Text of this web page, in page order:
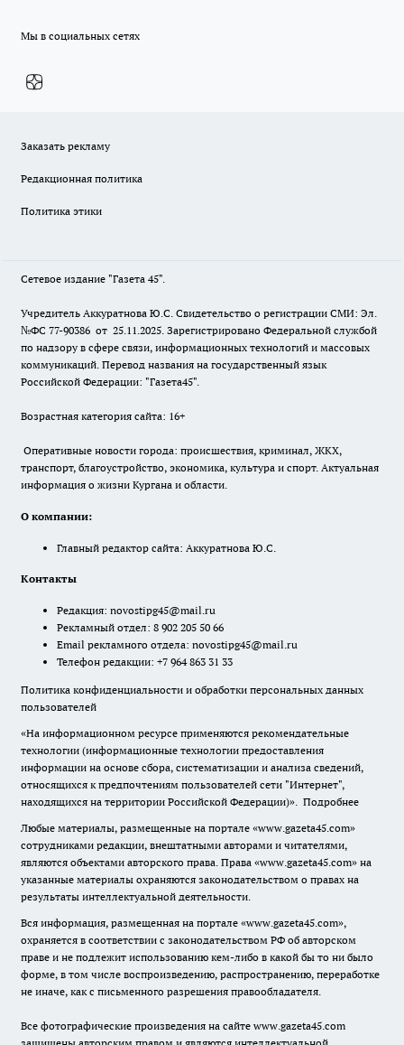
Мы в социальных сетях
Заказать рекламу
Редакционная политика
Политика этики
Сетевое издание "Газета 45".
Учредитель Аккуратнова Ю.С. Свидетельство о регистрации СМИ: Эл.
№ФС 77-90386 от 25.11.2025. Зарегистрировано Федеральной службой
по надзору в сфере связи, информационных технологий и массовых
коммуникаций. Перевод названия на государственный язык
Российской Федерации: "Газета45".
Возрастная категория сайта: 16+
Оперативные новости города: происшествия, криминал, ЖКХ,
транспорт, благоустройство, экономика, культура и спорт. Актуальная
информация о жизни Кургана и области.
О компании:
Главный редактор сайта: Аккуратнова Ю.С.
Контакты
Редакция: novostipg45@mail.ru
Рекламный отдел: 8 902 205 50 66
Email рекламного отдела: novostipg45@mail.ru
Телефон редакции: +7 964 863 31 33
Политика конфиденциальности и обработки персональных данных
пользователей
«На информационном ресурсе применяются рекомендательные
технологии (информационные технологии предоставления
информации на основе сбора, систематизации и анализа сведений,
относящихся к предпочтениям пользователей сети "Интернет",
находящихся на территории Российской Федерации)». Подробнее
Любые материалы, размещенные на портале «www.gazeta45.com»
сотрудниками редакции, внештатными авторами и читателями,
являются объектами авторского права. Права «www.gazeta45.com» на
указанные материалы охраняются законодательством о правах на
результаты интеллектуальной деятельности.
Вся информация, размещенная на портале «www.gazeta45.com»,
охраняется в соответствии с законодательством РФ об авторском
праве и не подлежит использованию кем-либо в какой бы то ни было
форме, в том числе воспроизведению, распространению, переработке
не иначе, как с письменного разрешения правообладателя.
Все фотографические произведения на сайте www.gazeta45.com